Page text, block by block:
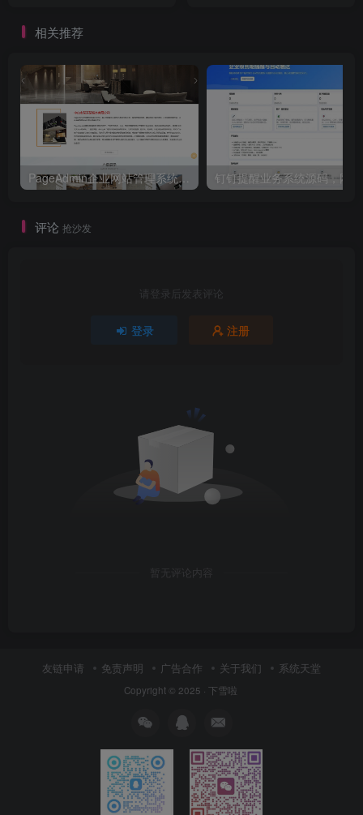
相关推荐
PageAdmin企业网站管理系统 v4.0.17
评论 抢沙发
请登录后发表评论
登录 注册
暂无评论内容
友链申请 免责声明 广告合作 关于我们 系统天堂
Copyright © 2025 · 下雪啦